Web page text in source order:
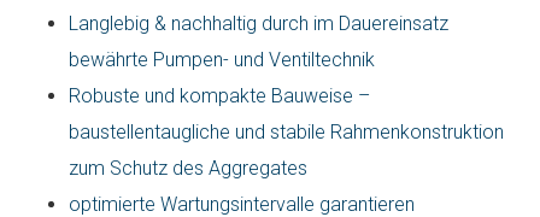
Langlebig & nachhaltig durch im Dauereinsatz
bewährte Pumpen- und Ventiltechnik
Robuste und kompakte Bauweise –
baustellentaugliche und stabile Rahmenkonstruktion
zum Schutz des Aggregates
optimierte Wartungsintervalle garantieren